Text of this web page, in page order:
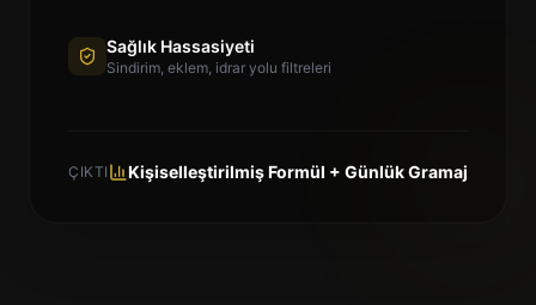
Sağlık Hassasiyeti
Sindirim, eklem, idrar yolu filtreleri
ÇIKTI Kişiselleştirilmiş Formül + Günlük Gramaj